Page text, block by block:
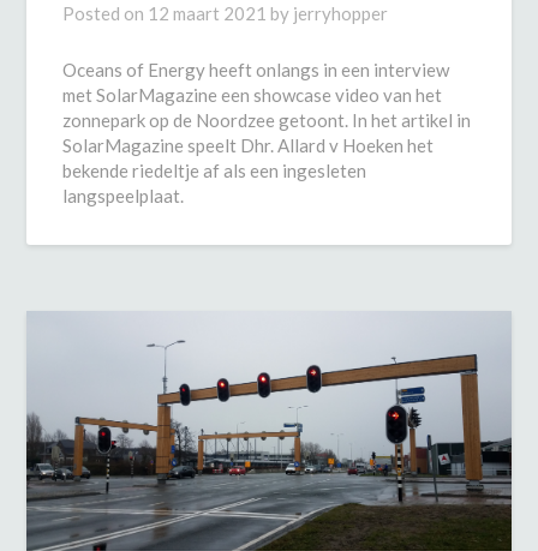
Posted on 12 maart 2021 by jerryhopper
Oceans of Energy heeft onlangs in een interview
met SolarMagazine een showcase video van het
zonnepark op de Noordzee getoont. In het artikel in
SolarMagazine speelt Dhr. Allard v Hoeken het
bekende riedeltje af als een ingesleten
langspeelplaat.